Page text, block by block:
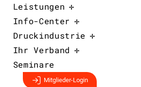
Leistungen
Info-Center
Druckindustrie
Ihr Verband
Seminare
Mitglieder-Login